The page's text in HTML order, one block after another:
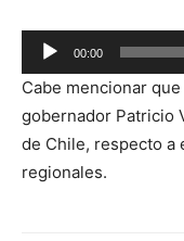
Reproductor
de
audio
00:00
Cabe mencionar
gobernador Patricio
de Chile, respecto a
regionales.